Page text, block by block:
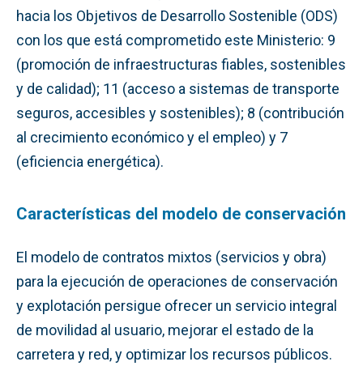
hacia los Objetivos de Desarrollo Sostenible (ODS)
con los que está comprometido este Ministerio: 9
(promoción de infraestructuras fiables, sostenibles
y de calidad); 11 (acceso a sistemas de transporte
seguros, accesibles y sostenibles); 8 (contribución
al crecimiento económico y el empleo) y 7
(eficiencia energética).
Características del modelo de conservación
El modelo de contratos mixtos (servicios y obra)
para la ejecución de operaciones de conservación
y explotación persigue ofrecer un servicio integral
de movilidad al usuario, mejorar el estado de la
carretera y red, y optimizar los recursos públicos.